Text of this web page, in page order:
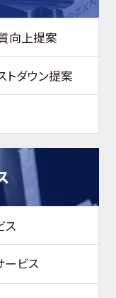
向上提案
トダウン提案
ス
ービス